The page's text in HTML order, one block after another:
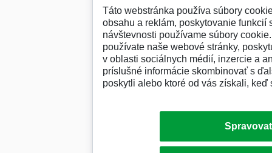
Táto webstránka používa súbory
obsahu a reklám, poskytovanie funkcií
návštevnosti používame súbory
používate naše webové stránky,
v oblasti sociálnych médií, inzercie a
príslušné informácie skombinovať s
poskytli alebo ktoré od vás získali, keď